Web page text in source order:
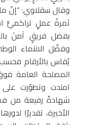
وقال سقلاوي: “إنّ
ثمرةُ عملٍ تراكميٍّ
بفضل فريقٍ آمنَ
وفضّل الانتماء
يُقاس بالأرقام
المصلحة العامة
امتدت وتطوّرت
شهادةً رفيعة من
الأخيرة، تقديرًا